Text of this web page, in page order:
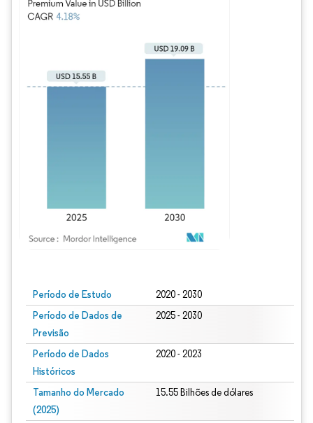
Período de Estudo 2020 - 2030
Período de Dados de
Previsão
2025 - 2030
Período de Dados
Históricos
2020 - 2023
Tamanho do Mercado
(2025)
15.55 Bilhões de dólares